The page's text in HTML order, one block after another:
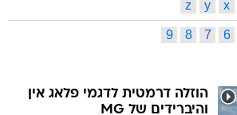
x
y
z
6
7
8
9
הוזלה דרמטית לדגמי פלאג אין
והיברידים של MG